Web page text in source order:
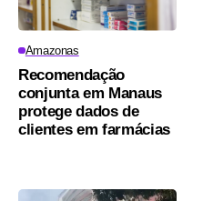
Amazonas
Recomendação
conjunta em Manaus
protege dados de
clientes em farmácias